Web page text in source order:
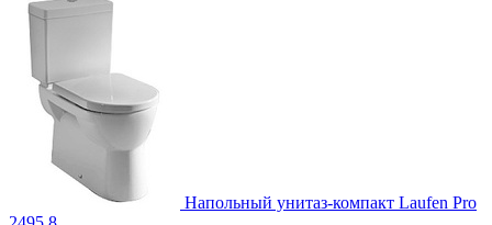
Напольный унитаз-компакт Laufen Pro